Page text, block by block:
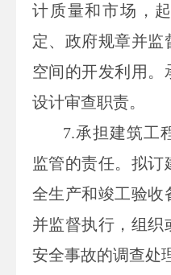
计质量和市场，
定、政府规章并监
空间的开发利用。
设计审查职责。
7.承担建筑工
监管的责任。拟订
全生产和竣工验收
并监督执行，组织
安全事故的调查处